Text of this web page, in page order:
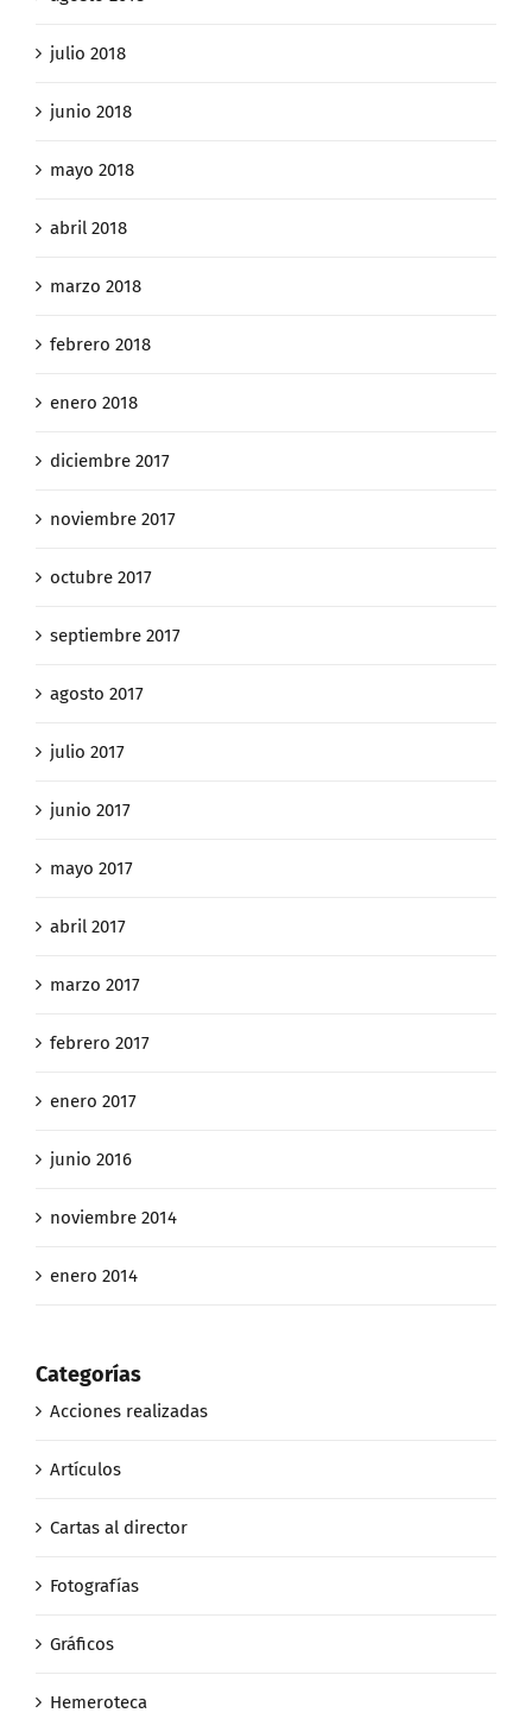
julio 2018
junio 2018
mayo 2018
abril 2018
marzo 2018
febrero 2018
enero 2018
diciembre 2017
noviembre 2017
octubre 2017
septiembre 2017
agosto 2017
julio 2017
junio 2017
mayo 2017
abril 2017
marzo 2017
febrero 2017
enero 2017
junio 2016
noviembre 2014
enero 2014
Categorías
Acciones realizadas
Artículos
Cartas al director
Fotografías
Gráficos
Hemeroteca